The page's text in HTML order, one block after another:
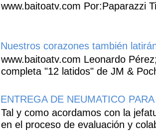
www.baitoatv.com Por:Paparazzi
Nuestros corazones también
www.baitoatv.com Leonardo
completa "12 latidos" de JM &
ENTREGA DE NEUMATICO
Tal y como acordamos con la
en el proceso de evaluación y